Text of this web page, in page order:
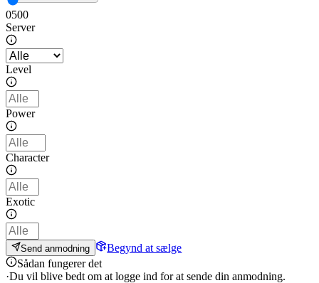
0500
Server
Level
Power
Character
Exotic
Send anmodning
Begynd at sælge
Sådan fungerer det
·Du vil blive bedt om at logge ind for at sende din anmodning.